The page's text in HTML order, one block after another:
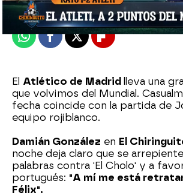
Publicado:10 de abril de 2023, 00:39
WhatsappFacebook
X Flipboard
El Atlético de Madrid
lleva una
que volvimos del Mundial.
fecha coincide con la partida de
equipo rojiblanco.
Damián González en El
noche deja claro que se
palabras contra 'El Cholo' y a
portugués: "A mí me está
Félix".